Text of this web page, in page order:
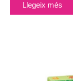
Llegeix més